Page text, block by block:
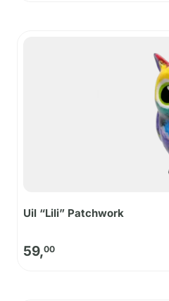
Uil “Lili” Patchwork
59,00